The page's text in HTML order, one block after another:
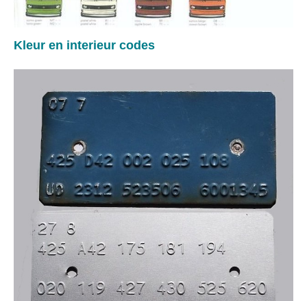
Kleur en interieur codes